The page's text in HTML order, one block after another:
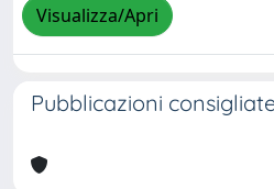
Visualizza/Apri
Pubblicazioni